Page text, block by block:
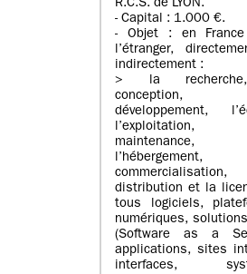
R.C.S. de LYON.
- Capital : 1.000 €.
- Objet : en
l’étranger,
indirectement :
> la
développement,
maintenance,
distribution et la
tous logiciels,
numériques,
(Software as a
applications, sites
interfaces,